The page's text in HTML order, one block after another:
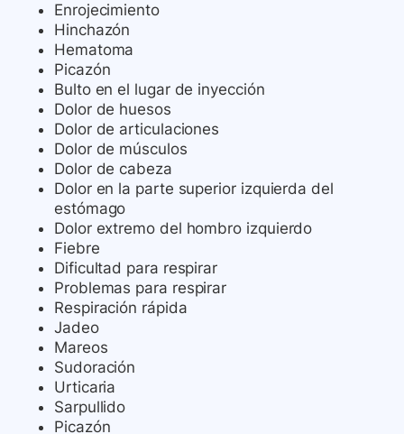
Enrojecimiento
Hinchazón
Hematoma
Picazón
Bulto en el lugar de inyección
Dolor de huesos
Dolor de articulaciones
Dolor de músculos
Dolor de cabeza
Dolor en la parte superior izquierda del
estómago
Dolor extremo del hombro izquierdo
Fiebre
Dificultad para respirar
Problemas para respirar
Respiración rápida
Jadeo
Mareos
Sudoración
Urticaria
Sarpullido
Picazón